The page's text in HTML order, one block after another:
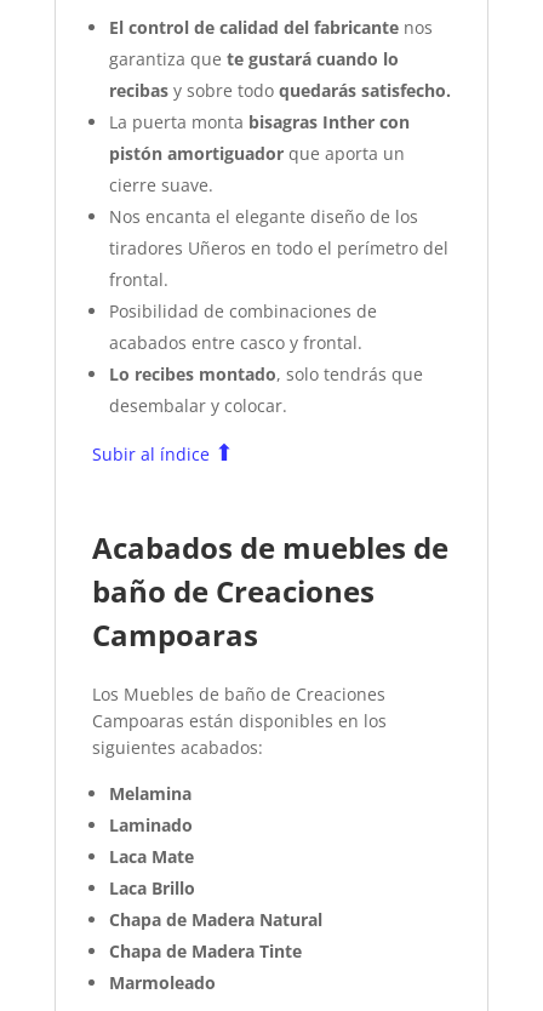
El control de calidad del fabricantenos
garantiza que te gustará cuando lo
recibasy sobre todo quedarás satisfecho.
La puerta monta bisagras Inther con
pistón amortiguador que aporta un
cierre suave.
Nos encanta el elegante diseño de los
tiradores Uñeros en todo el perímetro del
frontal.
Posibilidad de combinaciones de
acabados entre casco y frontal.
Lo recibes montado, solo tendrás que
desembalar y colocar.
Subir al índice ⬆
Acabados de muebles de
baño de Creaciones
Campoaras
Los Muebles de baño de Creaciones
Campoaras están disponibles en los
siguientes acabados:
Melamina
Laminado
Laca Mate
Laca Brillo
Chapa de Madera Natural
Chapa de Madera Tinte
Marmoleado